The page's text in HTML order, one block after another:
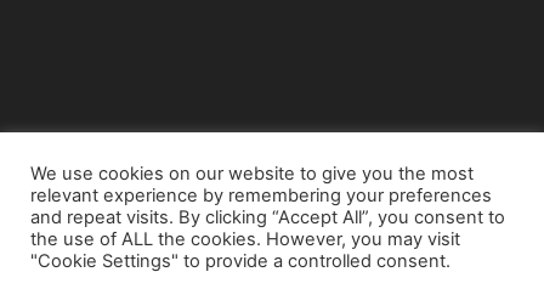
© Copyright 2015 - www.airnews.gr
We use cookies on our website to give you the most
relevant experience by remembering your preferences
and repeat visits. By clicking “Accept All”, you consent to
the use of ALL the cookies. However, you may visit
"Cookie Settings" to provide a controlled consent.